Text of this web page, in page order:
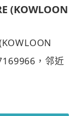
(KOWLOON
，邻近